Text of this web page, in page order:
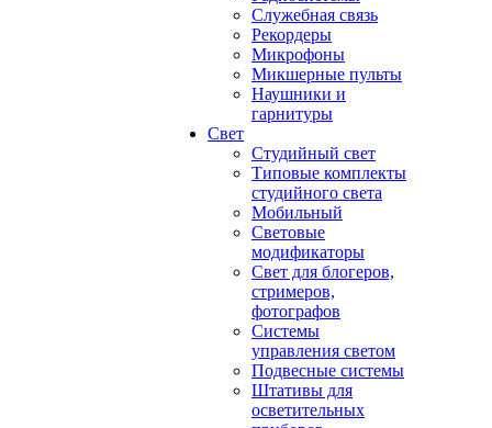
Служебная связь
Рекордеры
Микрофоны
Микшерные пульты
Наушники и
гарнитуры
Свет
Студийный свет
Типовые комплекты
студийного света
Мобильный
Световые
модификаторы
Свет для блогеров,
стримеров,
фотографов
Системы
управления светом
Подвесные системы
Штативы для
осветительных